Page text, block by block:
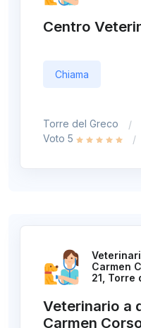
Centro
Chiama
Torre del Greco
Voto 5
Carmen
21, Torre
Veterinario a
Carmen